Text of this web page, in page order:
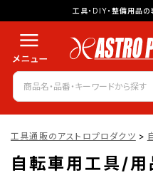
工具・DIY・整備用品
工具通販のアストロプロダクツ >
自転車用工具/用